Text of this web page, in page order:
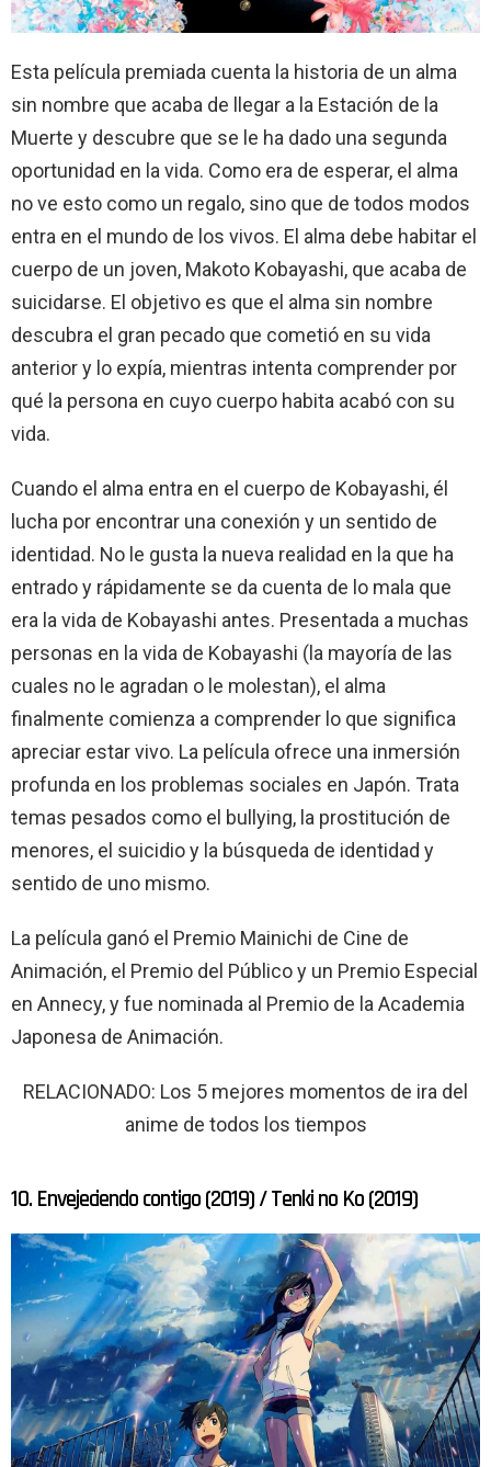
Esta película premiada cuenta la historia de un alma
sin nombre que acaba de llegar a la Estación de la
Muerte y descubre que se le ha dado una segunda
oportunidad en la vida. Como era de esperar, el alma
no ve esto como un regalo, sino que de todos modos
entra en el mundo de los vivos. El alma debe habitar el
cuerpo de un joven, Makoto Kobayashi, que acaba de
suicidarse. El objetivo es que el alma sin nombre
descubra el gran pecado que cometió en su vida
anterior y lo expía, mientras intenta comprender por
qué la persona en cuyo cuerpo habita acabó con su
vida.
Cuando el alma entra en el cuerpo de Kobayashi, él
lucha por encontrar una conexión y un sentido de
identidad. No le gusta la nueva realidad en la que ha
entrado y rápidamente se da cuenta de lo mala que
era la vida de Kobayashi antes. Presentada a muchas
personas en la vida de Kobayashi (la mayoría de las
cuales no le agradan o le molestan), el alma
finalmente comienza a comprender lo que significa
apreciar estar vivo. La película ofrece una inmersión
profunda en los problemas sociales en Japón. Trata
temas pesados ​​como el bullying, la prostitución de
menores, el suicidio y la búsqueda de identidad y
sentido de uno mismo.
La película ganó el Premio Mainichi de Cine de
Animación, el Premio del Público y un Premio Especial
en Annecy, y fue nominada al Premio de la Academia
Japonesa de Animación.
RELACIONADO: Los 5 mejores momentos de ira del
anime de todos los tiempos
10. Envejeciendo contigo (2019) / Tenki no Ko (2019)